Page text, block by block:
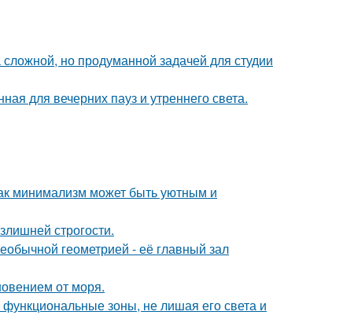
но продуманной задачей для студии
для вечерних пауз и утреннего света.
минимализм может быть уютным и
строгости.
геометрией - её главный зал
от моря.
функциональные зоны, не лишая его света и